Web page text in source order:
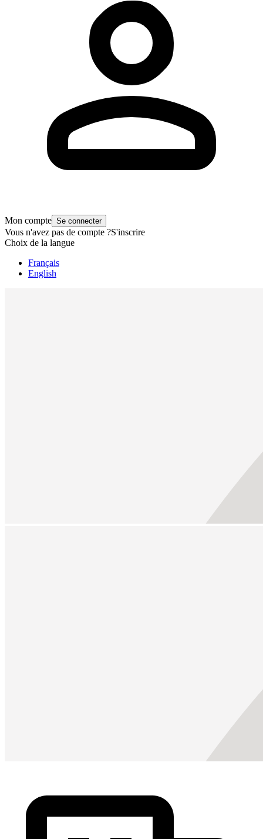
Mon compte Se connecter
Vous n'avez pas de compte ?S'inscrire
Choix de la langue
Français
English